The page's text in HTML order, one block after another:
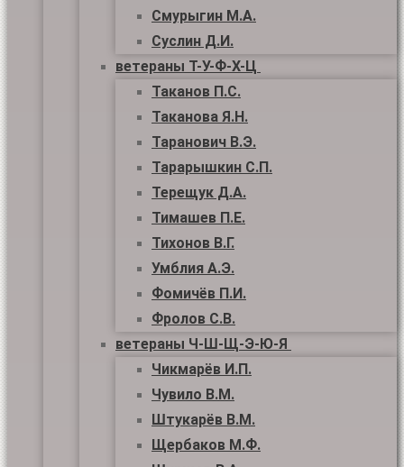
Смурыгин М.А.
Суслин Д.И.
ветераны Т-У-Ф-Х-Ц
Таканов П.С.
Таканова Я.Н.
Таранович В.Э.
Тарарышкин С.П.
Терещук Д.А.
Тимашев П.Е.
Тихонов В.Г.
Умблия А.Э.
Фомичёв П.И.
Фролов С.В.
ветераны Ч-Ш-Щ-Э-Ю-Я
Чикмарёв И.П.
Чувило В.М.
Штукарёв В.М.
Щербаков М.Ф.